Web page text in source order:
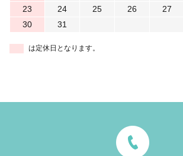
23
24 25 26 27
30
31
は定休日となります。